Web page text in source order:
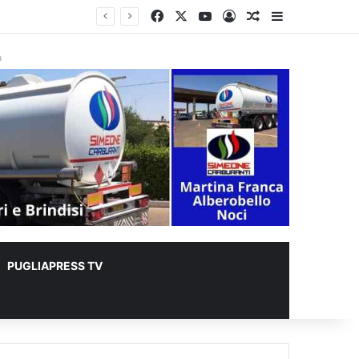
animali FacebookYou TubeAccediUn articolo a
PUGLIAPRESS TV